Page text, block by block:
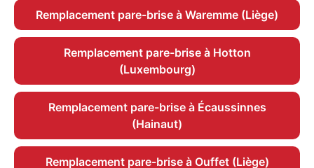
Remplacement pare-brise à Waremme (Liège)
Remplacement pare-brise à Hotton
(Luxembourg)
Remplacement pare-brise à Écaussinnes
(Hainaut)
Remplacement pare-brise à Ouffet (Liège)